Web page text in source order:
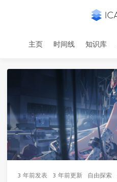
主页 时间线 知识库
3 年前发表 3 年前更新 自由探索